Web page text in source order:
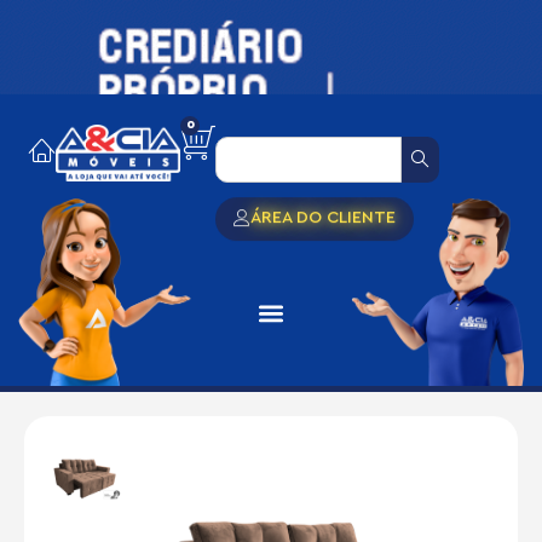
0
ÁREA DO CLIENTE